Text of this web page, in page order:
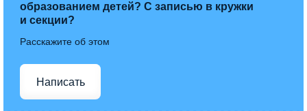
образованием детей? С записью в кружки
и секции?
Расскажите об этом
Написать